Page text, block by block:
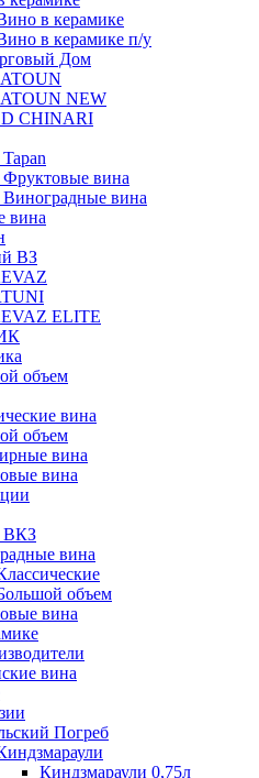
в керамике
в керамике п/у
Дом
NEW
CHINARI
Фруктовые вина
Виноградные вина
вина
ВЗ
ELITE
объем
вина
объем
вина
вина
ВКЗ
вина
объем
вина
вина
Погреб
Киндзмараули 0,75л